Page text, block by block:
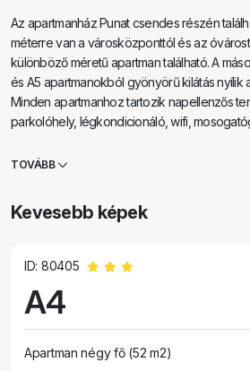
Az apartmanház Punat csendes részén
méterre van a városközponttól és az
különböző méretű apartman található. A
és A5 apartmanokból gyönyörű kilátás nyílik
Minden apartmanhoz tartozik napellenzős
parkolóhely, légkondicionáló, wifi,
szükséges felszerelés és eszköz az
TOVÁBB
Kevesebb képek
ID: 80405
A4
Apartman négy fő (52 m2)